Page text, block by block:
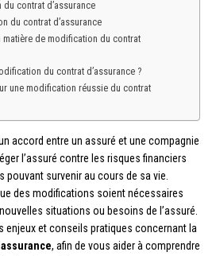
contrat d’assurance
du contrat d’assurance
de modification du contrat
du contrat d’assurance ?
une modification réussie du contrat
accord entre un assuré et une compagnie
l’assuré contre les risques financiers
pouvant survenir au cours de sa vie.
des modifications soient nécessaires
situations ou besoins de l’assuré.
enjeux et conseils pratiques concernant la
, afin de vous aider à comprendre